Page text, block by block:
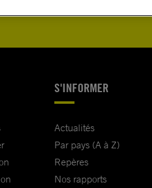
S'INFORMER
Actualités
Par pays (A à Z)
Repères
Nos rapports